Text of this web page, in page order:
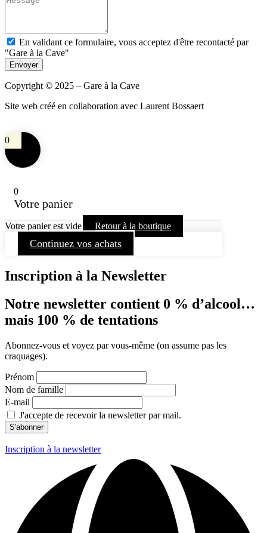
En validant ce formulaire, vous acceptez d'être recontacté par
"Gare à la Cave"
Envoyer
Copyright © 2025 – Gare à la Cave
Site web créé en collaboration avec Laurent Bossaert
0
0
Votre panier
Votre panier est vide Retour à la boutique
Continuez vos achats
Inscription à la Newsletter
Notre newsletter contient 0 % d’alcool…
mais 100 % de tentations
Abonnez-vous et voyez par vous-même (on assume pas les
craquages).
Prénom
Nom de famille
E-mail
J'accepte de recevoir la newsletter par mail.
Inscription à la newsletter